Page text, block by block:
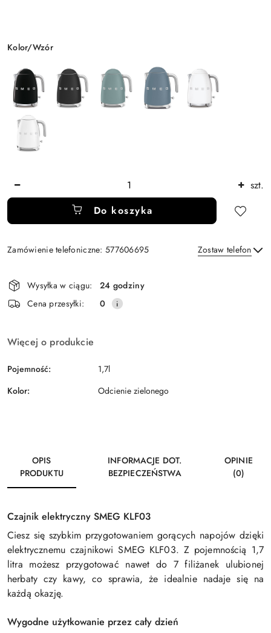
Wariant
Kolor/Wzór
szt.
Do koszyka
Zamówienie telefoniczne: 577606695 Zostaw telefon
Wyślij
Dostępność
i
dostawa
Wysyłka w ciągu:
24 godziny
Cena przesyłki:
0
Więcej o produkcie
Pojemność:
1,7l
Kolor:
Odcienie zielonego
OPIS
PRODUKTU
INFORMACJE DOT.
BEZPIECZEŃSTWA
OPINIE
(0)
Czajnik elektryczny SMEG KLF03
Ciesz się szybkim przygotowaniem gorących napojów dzięki
elektrycznemu czajnikowi SMEG KLF03. Z pojemnością 1,7
litra możesz przygotować nawet do 7 filiżanek ulubionej
herbaty czy kawy, co sprawia, że idealnie nadaje się na
każdą okazję.
Wygodne użytkowanie przez cały dzień